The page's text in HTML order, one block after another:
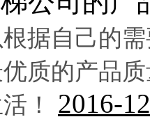
据自己的
质的产品
！
2016-